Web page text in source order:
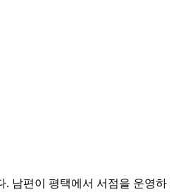
. 남편이 평택에서 서점을 운영하